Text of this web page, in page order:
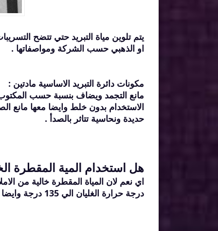
يتم تلوين مياة التبريد حتي تتضح
او الذهبي حسب الشركة ومواصفاتها .
مكونات دائرة التبريد الاساسية مادتين :
الاستخدام بدون خلط وايضا معها مانع
حديدة ونحاسية تتاثر بالصدأ .
هل استخدام المية المقطرة
اي نعم لان المياة المقطرة خالية من
درجة حرارة الغليان الي 135 درجة وايضا يمنع المياة من التجمد في الاقطار الباردة .